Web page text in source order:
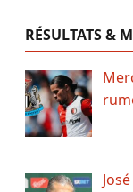
RÉSULTATS &